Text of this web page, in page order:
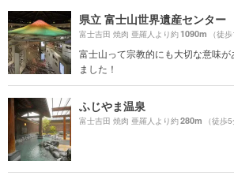
県立 富士山世界遺産センター
富士吉田 焼肉 亜羅人より約1090m （徒
富士山って宗教的にも大切な意味
ました！
ふじやま温泉
富士吉田 焼肉 亜羅人より約280m （徒歩5